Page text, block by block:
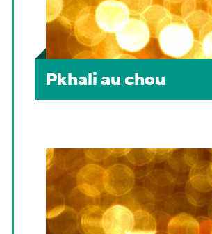
Pkhali au chou